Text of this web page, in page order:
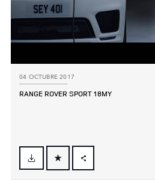
04 OCTUBRE 2017
RANGE ROVER SPORT 18MY
FACEBOOK